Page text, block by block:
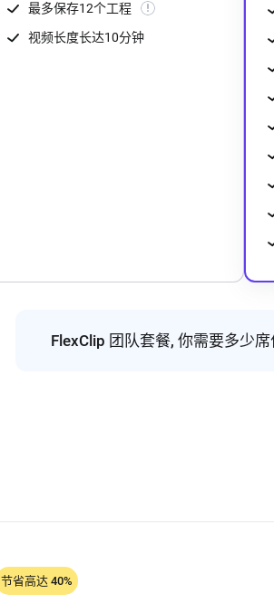
最多保存12个工程
视频长度长达10分钟
FlexClip 团队套餐, 你需要多少席
节省高达 40%